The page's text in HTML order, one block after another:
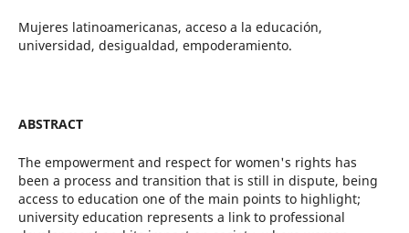
Mujeres latinoamericanas, acceso a la educación,
universidad, desigualdad, empoderamiento.
ABSTRACT
The empowerment and respect for women's rights has
been a process and transition that is still in dispute, being
access to education one of the main points to highlight;
university education represents a link to professional